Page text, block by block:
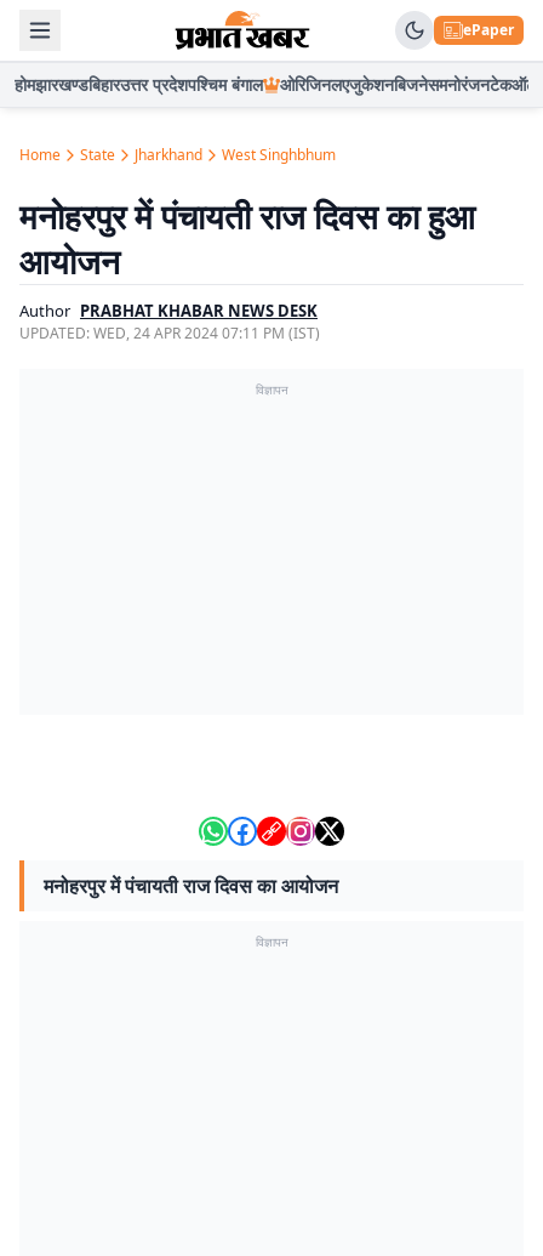
ePaper
होमझारखण्डबिहारउत्तर प्रदेशपश्चिम बंगाल ओरिजिनलएजुकेशनबिजनेसमनोरंजनटेकऑटो
Home State Jharkhand West Singhbhum
मनोहरपुर में पंचायती राज दिवस का हुआ
आयोजन
Author PRABHAT KHABAR NEWS DESK
UPDATED:WED, 24 APR 2024 07:11 PM (IST)
विज्ञापन
मनोहरपुर में पंचायती राज दिवस का आयोजन
विज्ञापन